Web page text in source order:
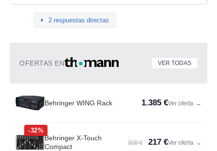
2 respuestas directas
OFERTAS EN VER TODAS
Behringer WING Rack 1.385 €Ver oferta →
-32%
Behringer X-Touch
Compact
320 € 217 €Ver oferta →